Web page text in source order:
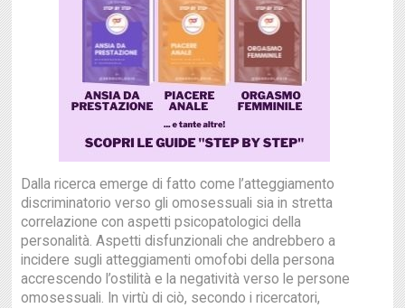
Dalla ricerca emerge di fatto come l’atteggiamento
discriminatorio verso gli omosessuali sia in stretta
correlazione con aspetti psicopatologici della
personalità. Aspetti disfunzionali che andrebbero a
incidere sugli atteggiamenti omofobi della persona
accrescendo l’ostilità e la negatività verso le persone
omosessuali. In virtù di ciò, secondo i ricercatori,